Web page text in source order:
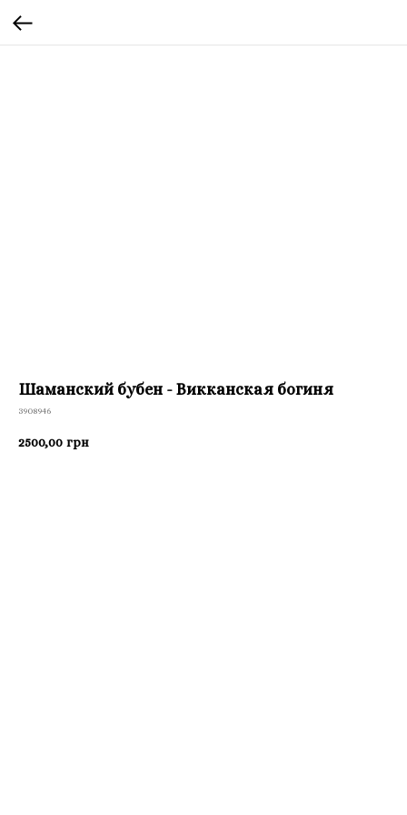
Шаманский бубен - Викканская богиня
3908946
2500,00 грн